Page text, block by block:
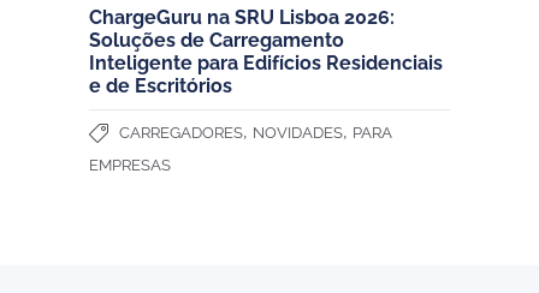
ChargeGuru na SRU Lisboa 2026:
Soluções de Carregamento
Inteligente para Edifícios Residenciais
e de Escritórios
CARREGADORES, NOVIDADES, PARA
EMPRESAS